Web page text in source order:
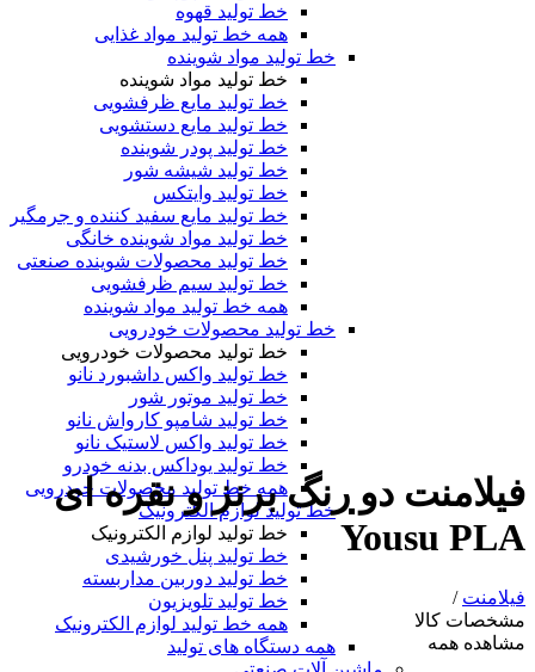
خط تولید قهوه
همه خط تولید مواد غذایی
خط تولید مواد شوینده
خط تولید مواد شوینده
خط تولید مایع ظرفشویی
خط تولید مایع دستشویی
خط تولید پودر شوینده
خط تولید شیشه شور
خط تولید وایتکس
خط تولید مایع سفید کننده و جرمگیر
خط تولید مواد شوینده خانگی
خط تولید محصولات شوینده صنعتی
خط تولید سیم ظرفشویی
همه خط تولید مواد شوینده
خط تولید محصولات خودرویی
خط تولید محصولات خودرویی
خط تولید واکس داشبورد نانو
خط تولید موتور شور
خط تولید شامپو کارواش نانو
خط تولید واکس لاستیک نانو
خط تولید یوداکس بدنه خودرو
همه خط تولید محصولات خودرویی
خط تولید لوازم الکترونیک
خط تولید لوازم الکترونیک
خط تولید پنل خورشیدی
خط تولید دوربین مداربسته
خط تولید تلویزیون
همه خط تولید لوازم الکترونیک
همه دستگاه های تولید
فیلامنت دو رنگ برنز و نقره ای
Yousu PLA
فیلامنت /
مشخصات کالا
مشاهده همه